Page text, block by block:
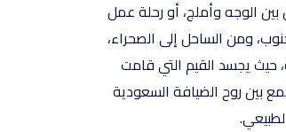
الوجه وأملج، أو رحلة عمل
ومن الساحل إلى الصحراء،
حيث يجسد القيم التي قامت
بين روح الضيافة السعودية